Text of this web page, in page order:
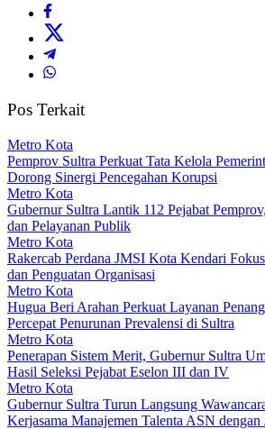
Pos Terkait
Metro Kota
Pemprov Sultra Perkuat Tata Kelola
Dorong Sinergi Pencegahan Korupsi
Metro Kota
Gubernur Sultra Lantik 112 Pejabat
dan Pelayanan Publik
Metro Kota
Rakercab Perdana JMSI Kota Kendari
dan Penguatan Organisasi
Metro Kota
Hugua Beri Arahan Perkuat Layanan
Percepat Penurunan Prevalensi di Sultra
Metro Kota
Penerapan Sistem Merit, Gubernur Sultra
Hasil Seleksi Pejabat Eselon III dan IV
Metro Kota
Gubernur Sultra Turun Langsung
Kerjasama Manajemen Talenta ASN dengan